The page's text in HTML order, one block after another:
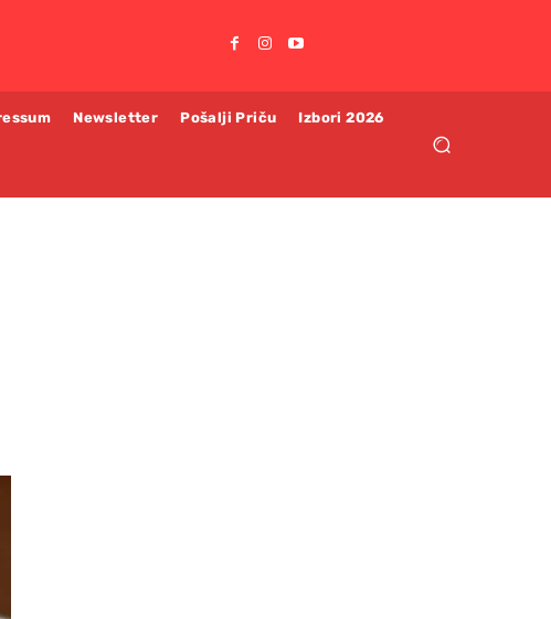
Newsletter Pošalji Priču Izbori 2026